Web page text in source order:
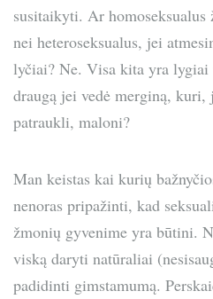
susitaikyti. Ar
nei heteroseksualus, jei
lyčiai? Ne. Visa kita yra
draugą jei vedė merginą, kuri,
patraukli, maloni?
Man keistas kai kurių
nenoras pripažinti, kad
žmonių gyvenime yra būtini.
viską daryti natūraliai
padidinti gimstamumą.